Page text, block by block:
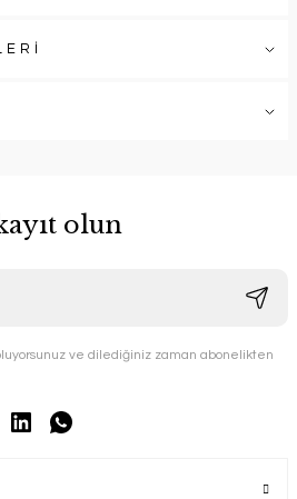
olun
ve dilediğiniz zaman abonelikten